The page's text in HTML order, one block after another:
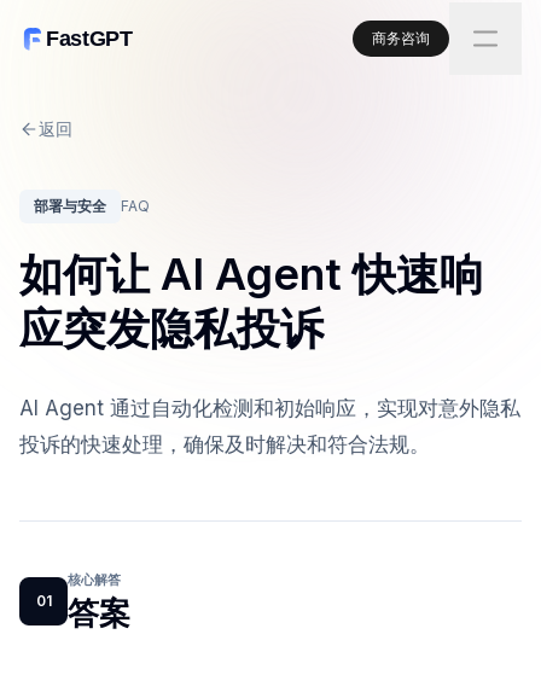
FastGPT 商务咨询
返回
部署与安全 FAQ
如何让 AI Agent 快速响
应突发隐私投诉
AI Agent 通过自动化检测和初始响应，实现对意外隐私
投诉的快速处理，确保及时解决和符合法规。
01
核心解答
答案